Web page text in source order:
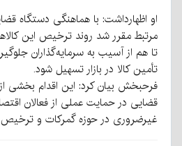
او اظهارداشت: با هماهنگی دستگاه
مرتبط مقرر شد روند ترخیص این
تا هم از آسیب به سرمایه‌گذاران
تأمین کالا در بازار تسهیل شود.
فرحبخش بیان کرد: این اقدام بخشی
قضایی در حمایت عملی از فعالان
غیرضروری در حوزه گمرکات و ترخیص